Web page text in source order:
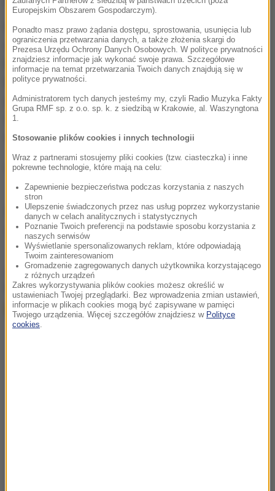
Przed zagrożeniem ze strony grup terrorystycznych
ostrzeżono także Amerykanów udających się do
Egiptu. W uzasadnieniu przypomniano o atakach
bombowych, do których doszło w tym kraju w
grudniu, m.in. o zamachu przeprowadzonym przez
ISIS na koptyjską katedrę w Kairze. Zginęło
wówczas co najmniej 25 osób, a 49 odniosło rany.
(az)
Źródło: PAP
Tagi: Egipt
chcesz widzieć więcej artykułów od RMF24?dodaj w
Google
Europejskim Obszarem Gospodarczym).
Ponadto masz prawo żądania dostępu, sprostowania, usunięcia lub
ograniczenia przetwarzania danych, a także złożenia skargi do
Prezesa Urzędu Ochrony Danych Osobowych. W polityce prywatności
znajdziesz informacje jak wykonać swoje prawa. Szczegółowe
informacje na temat przetwarzania Twoich danych znajdują się w
polityce prywatności.
Administratorem tych danych jesteśmy my, czyli Radio Muzyka Fakty
Grupa RMF sp. z o.o. sp. k. z siedzibą w Krakowie, al. Waszyngtona
1.
Stosowanie plików cookies i innych technologii
Wraz z partnerami stosujemy pliki cookies (tzw. ciasteczka) i inne
pokrewne technologie, które mają na celu:
Zapewnienie bezpieczeństwa podczas korzystania z naszych
stron
Ulepszenie świadczonych przez nas usług poprzez wykorzystanie
danych w celach analitycznych i statystycznych
Poznanie Twoich preferencji na podstawie sposobu korzystania z
naszych serwisów
Wyświetlanie spersonalizowanych reklam, które odpowiadają
Twoim zainteresowaniom
Gromadzenie zagregowanych danych użytkownika korzystającego
z różnych urządzeń
Zakres wykorzystywania plików cookies możesz określić w
ustawieniach Twojej przeglądarki. Bez wprowadzenia zmian ustawień,
informacje w plikach cookies mogą być zapisywane w pamięci
Twojego urządzenia. Więcej szczegółów znajdziesz w Polityce
cookies